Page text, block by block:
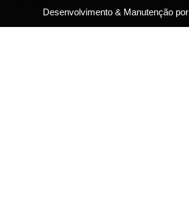
Desenvolvimento & Manutenção por